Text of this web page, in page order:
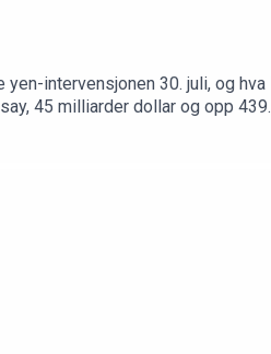
intervensjonen 30. juli, og hva
45 milliarder dollar og opp 439
ryddet opp selv denne
giring(23:26) Den største